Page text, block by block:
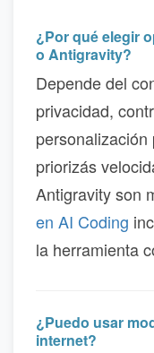
¿Por qué elegir
o Antigravity?
Depende del
privacidad,
priorizás
Antigravity son
en AI Coding
la herramienta
¿Puedo usar
internet?